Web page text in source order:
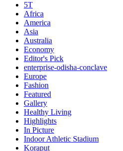
5T
Africa
America
Asia
Australia
Economy
Editor's Pick
enterprise-odisha-conclave
Europe
Fashion
Featured
Gallery
Healthy Living
Highlights
In Picture
Indoor Athletic Stadium
Koraput